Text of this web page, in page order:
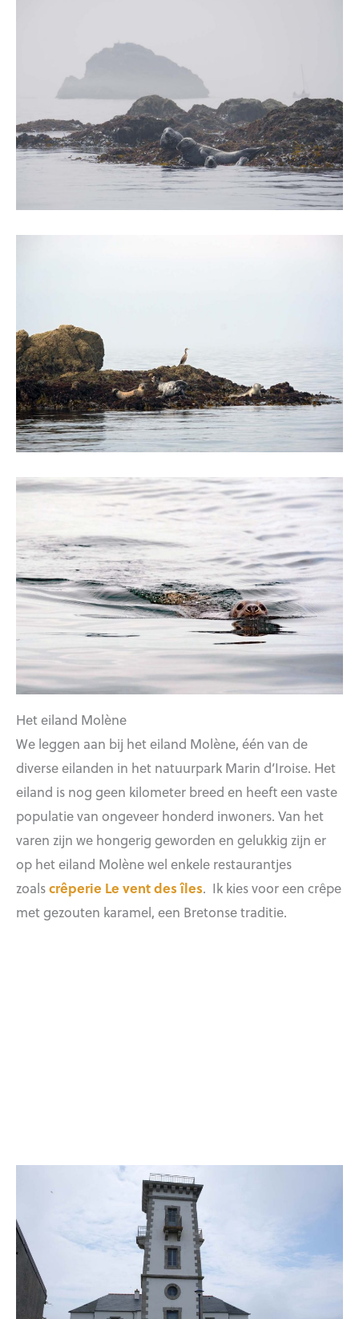
Het eiland Molène
We leggen aan bij het eiland Molène, één van de
diverse eilanden in het natuurpark Marin d’Iroise. Het
eiland is nog geen kilometer breed en heeft een vaste
populatie van ongeveer honderd inwoners. Van het
varen zijn we hongerig geworden en gelukkig zijn er
op het eiland Molène wel enkele restaurantjes
zoalscrêperie Le vent des îles. Ik kies voor een crêpe
met gezouten karamel, een Bretonse traditie.